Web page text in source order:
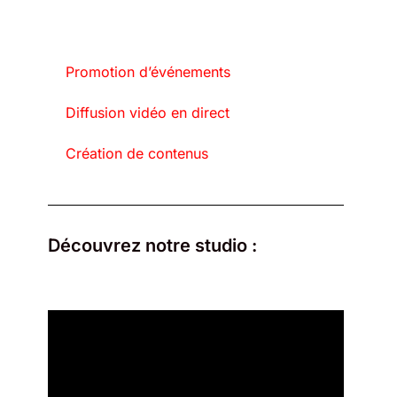
Promotion d’événements
Diffusion vidéo en direct
Création de contenus
Découvrez notre studio :